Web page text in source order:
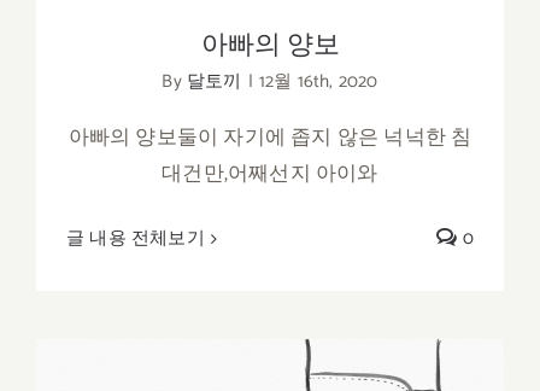
아빠의 양보
By 달토끼 | 12월 16th, 2020
아빠의 양보둘이 자기에 좁지 않은 넉넉한 침
대건만,어째선지 아이와
글 내용 전체보기 0